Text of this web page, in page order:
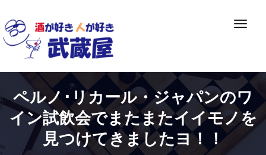
to
content
ナ
ー
シ
ョ
ン
切
り
ペルノ･リカール・ジャパンのワ
イン試飲会でまたまたイイモノを
見つけてきましたヨ！！